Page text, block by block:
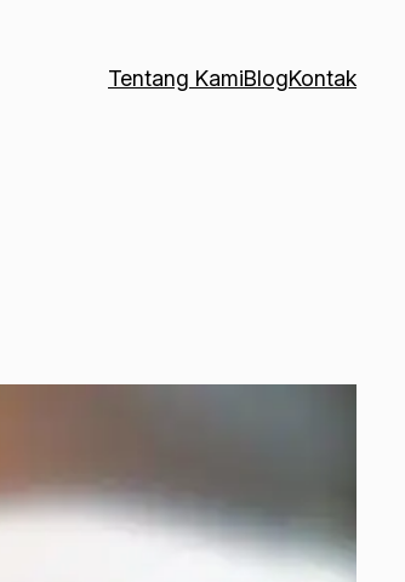
Tentang KamiBlogKontak